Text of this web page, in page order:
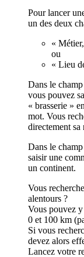
Pour lancer
un des deux
«
ou
« Lieu
Dans le
vous pouvez
« brasserie »
mot. Vous
directement
Dans le
saisir une
un continent.
Vous
alentours ?
Vous pouvez
0 et 100 km
Si vous
devez alors
Lancez votre